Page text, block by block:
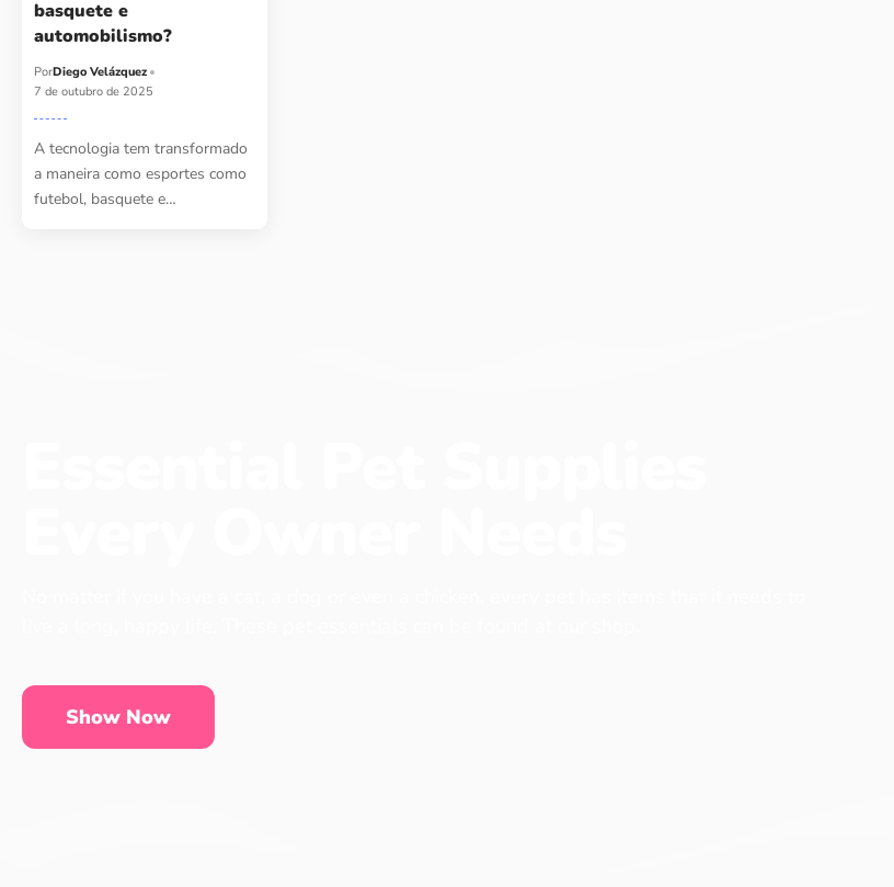
basquete e
automobilismo?
PorDiego Velázquez
7 de outubro de 2025
A tecnologia tem transformado
a maneira como esportes como
futebol, basquete e…
Show Now